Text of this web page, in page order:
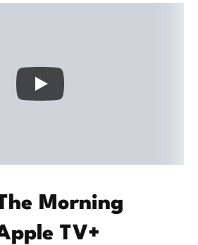
Morning
TV+